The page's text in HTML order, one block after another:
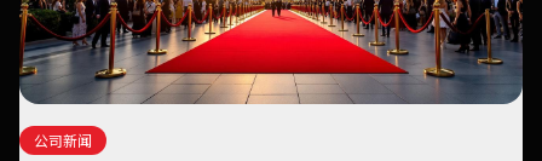
公司新闻